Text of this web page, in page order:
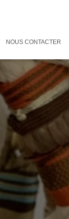
NOUS CONTACTER